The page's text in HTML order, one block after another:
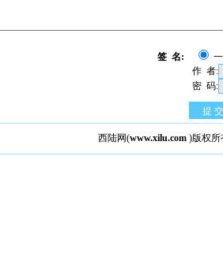
签 名:
作 者:
密 码:
提 交
西陆网(www.xilu.com )版权